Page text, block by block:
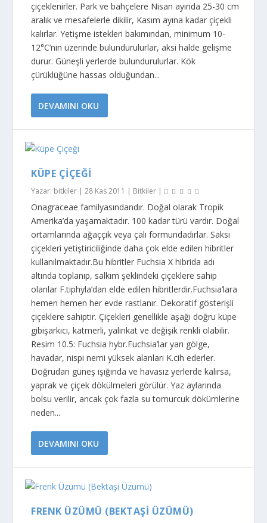
çiçeklenirler. Park ve bahçelere Nisan ayında 25-30 cm
aralık ve mesafelerle dikilir, Kasım ayına kadar çiçekli
kalırlar. Yetişme istekleri bakımından, minimum 10-
12°C’nin üzerinde bulundurulurlar, aksi halde gelişme
durur. Güneşli yerlerde bulundurulurlar. Kök
çürüklüğüne hassas olduğundan...
DEVAMINI OKU
KÜPE ÇIÇEĞI
Yazar: bitkiler |28 Kas 2011 | Bitkiler |
Onagraceae familyasındandır. Doğal olarak Tropik
Amerika’da yaşamaktadır. 100 kadar türü vardır. Doğal
ortamlarında ağaççık veya çalı formundadırlar. Saksı
çiçekleri yetiştiriciliğinde daha çok elde edilen hibritler
kullanılmaktadır.Bu hibritler Fuchsia X hibrida adı
altında toplanıp, salkım şeklindeki çiçeklere sahip
olanlar F.tiphyla’dan elde edilen hibritlerdir.Fuchsia’lara
hemen hemen her evde rastlanır. Dekoratif gösterişli
çiçeklere sahiptir. Çiçekleri genellikle aşağı doğru küpe
gibişarkıcı, katmerli, yalınkat ve değişik renkli olabilir.
Resim 10.5: Fuchsia hybr.Fuchsia’lar yarı gölge,
havadar, nispi nemi yüksek alanları K.cih ederler.
Doğrudan güneş ışığında ve havasız yerlerde kalırsa,
yaprak ve çiçek dökülmeleri görülür. Yaz aylarında
bolsu verilir, ancak çok fazla su tomurcuk dökümlerine
neden...
DEVAMINI OKU
FRENK ÜZÜMÜ (BEKTAŞI ÜZÜMÜ)